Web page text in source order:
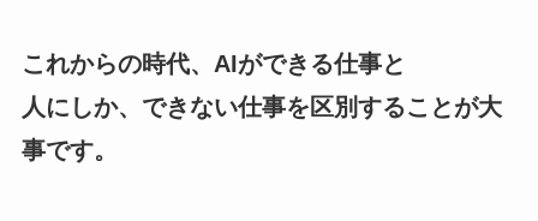
これからの時代、AIができる仕事と
人にしか、できない仕事を区別することが大
事です。